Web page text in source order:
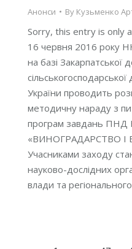
Анонси By Кузьменко
Sorry, this entry is only
16 червня 2016 року
на базі Закарпатської
України проводить
методичну нараду з
програм завдань
«ВИНОГРАДАРСТВО
Учасниками заходу
науково-дослідних
влади та